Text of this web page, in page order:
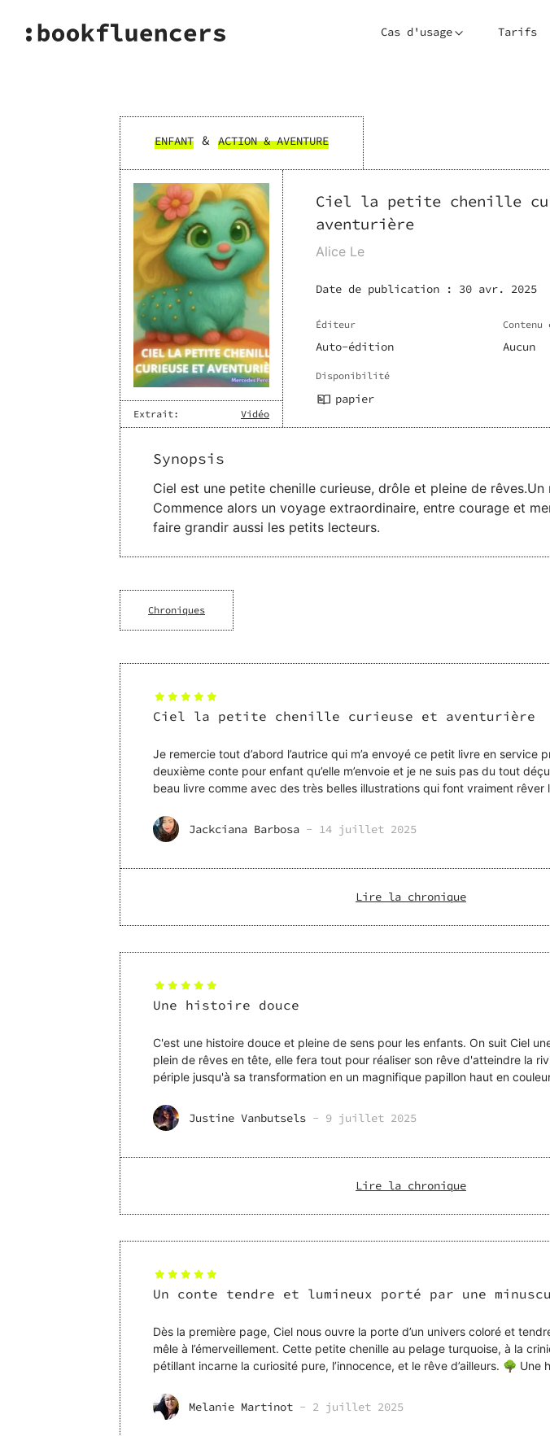
Cas d'usage Tarifs
ENFANT & ACTION & AVENTURE
Extrait: Vidéo
Ciel la petite chenille
aventurière
Alice Le
Date de publication : 30 avr. 2025
Éditeur
Auto-édition Aucun
Disponibilité
papier
Synopsis
Ciel est une petite chenille curieuse, drôle et pleine de
Commence alors un voyage extraordinaire, entre courage et
faire grandir aussi les petits lecteurs.
Chroniques
Ciel la petite chenille curieuse et aventurière
Je remercie tout d’abord l’autrice qui m’a envoyé ce petit livre en service presse.
deuxième conte pour enfant qu’elle m’envoie et je ne suis pas du tout déçu. 🙃 C’est
beau livre comme avec des très belles illustrations qui font vraiment rêver
Jackciana Barbosa - 14 juillet 2025
Lire la chronique
Une histoire douce
C'est une histoire douce et pleine de sens pour les enfants. On suit Ciel une petite chenille qui à
plein de rêves en tête, elle fera tout pour réaliser son rêve d'atteindre la
périple jusqu'à sa transformation en un magnifique papillon haut en couleur. Ça permet de
Justine Vanbutsels - 9 juillet 2025
Lire la chronique
Un conte tendre et lumineux porté par une
Dès la première page, Ciel nous ouvre la porte d’un univers coloré et
mêle à l’émerveillement. Cette petite chenille au pelage turquoise, à la
pétillant incarne la curiosité pure, l’innocence, et le rêve d’ailleurs. 🌳 Une histoire simple, douce
Melanie Martinot - 2 juillet 2025